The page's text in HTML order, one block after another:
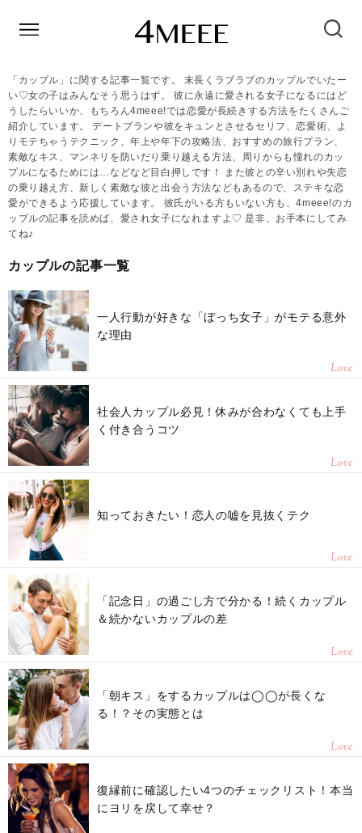
「カップル」に関する記事一覧です。 末長くラブラブのカップルでいたー
い♡女の子はみんなそう思うはず。 彼に永遠に愛される女子になるにはど
うしたらいいか、もちろん4meee!では恋愛が長続きする方法をたくさんご
紹介しています。 デートプランや彼をキュンとさせるセリフ、恋愛術、よ
りモテちゃうテクニック、年上や年下の攻略法、おすすめの旅行プラン、
素敵なキス、マンネリを防いだり乗り越える方法、周りからも憧れのカッ
プルになるためには…などなど目白押しです！ また彼との辛い別れや失恋
の乗り越え方、新しく素敵な彼と出会う方法などもあるので、ステキな恋
愛ができるよう応援しています。 彼氏がいる方もいない方も、4meee!のカ
ップルの記事を読めば、愛され女子になれますよ♡ 是非、お手本にしてみ
てね♪
カップルの記事一覧
一人行動が好きな「ぼっち女子」がモテる意外
な理由
Love
社会人カップル必見！休みが合わなくても上手
く付き合うコツ
Love
知っておきたい！恋人の嘘を見抜くテク
Love
「記念日」の過ごし方で分かる！続くカップル
＆続かないカップルの差
Love
「朝キス」をするカップルは◯◯が長くな
る！？その実態とは
Love
復縁前に確認したい4つのチェックリスト！本当
にヨリを戻して幸せ？